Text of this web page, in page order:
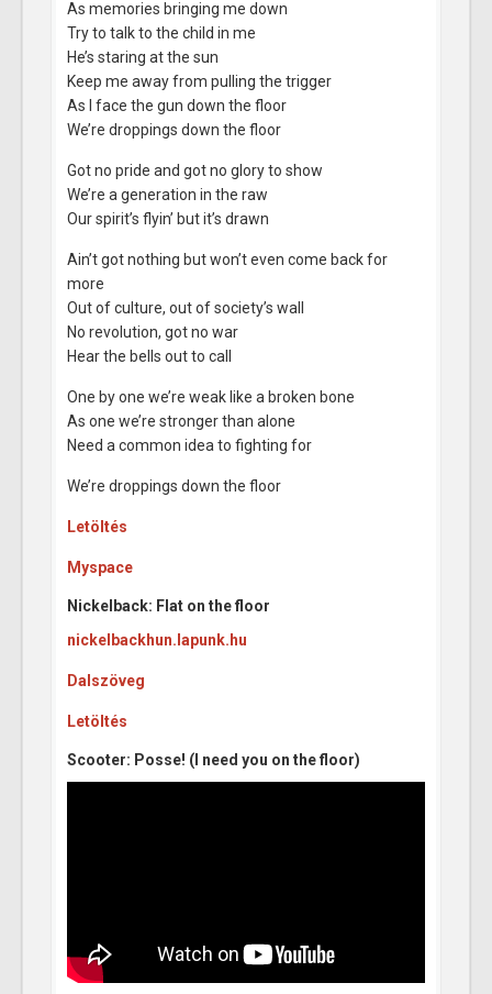
As memories bringing me down
Try to talk to the child in me
He’s staring at the sun
Keep me away from pulling the trigger
As I face the gun down the floor
We’re droppings down the floor
Got no pride and got no glory to show
We’re a generation in the raw
Our spirit’s flyin’ but it’s drawn
Ain’t got nothing but won’t even come back for
more
Out of culture, out of society’s wall
No revolution, got no war
Hear the bells out to call
One by one we’re weak like a broken bone
As one we’re stronger than alone
Need a common idea to fighting for
We’re droppings down the floor
Letöltés
Myspace
Nickelback: Flat on the floor
nickelbackhun.lapunk.hu
Dalszöveg
Letöltés
Scooter: Posse! (I need you on the floor)